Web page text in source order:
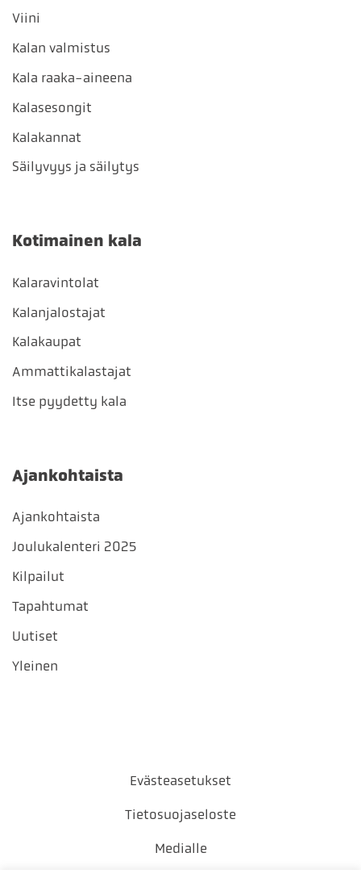
Viini
Kalan valmistus
Kala raaka-aineena
Kalasesongit
Kalakannat
Säilyvyys ja säilytys
Kotimainen kala
Kalaravintolat
Kalanjalostajat
Kalakaupat
Ammattikalastajat
Itse pyydetty kala
Ajankohtaista
Ajankohtaista
Joulukalenteri 2025
Kilpailut
Tapahtumat
Uutiset
Yleinen
Evästeasetukset
Tietosuojaseloste
Medialle